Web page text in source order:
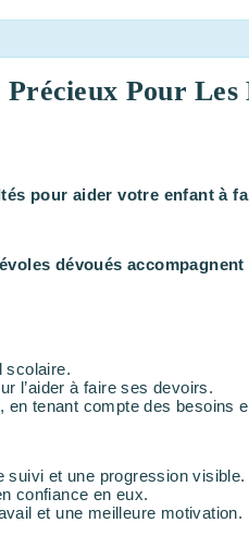
Pour
pour aider votre enfant à
dévoués
scolaire.
l’aider à faire ses devoirs.
tenant compte des besoins
suivi et une progression visible.
confiance en eux.
et une meilleure motivation.